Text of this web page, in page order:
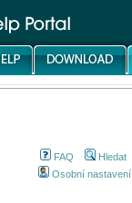
FAQ Hledat
Osobní nastavení